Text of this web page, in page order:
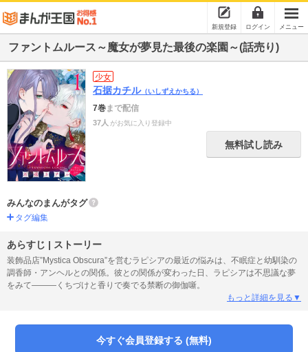
新規登録 ログイン メニュー
ファントムルース～魔女が夢見た最後の楽園～(話売り)
少女
石据カチル（いしずえかちる）
7巻まで配信
37人 がお気に入り登録中
無料試し読み
みんなのまんがタグ
タグ編集
あらすじ | ストーリー
装飾品店”Mystica Obscura”を営むラピシアの最近の悩みは、不眠症と幼馴染の
調香師・アンヘルとの関係。彼との関係が変わった日、ラピシアは不思議な夢
をみて―――くちづけと香りで奏でる禁断の御伽噺。
もっと詳細を見る▼
今すぐ会員登録する (無料)